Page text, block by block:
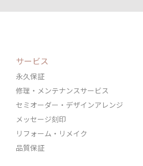
サービス
永久保証
修理・メンテナンスサービス
セミオーダー・デザインアレンジ
メッセージ刻印
リフォーム・リメイク
品質保証